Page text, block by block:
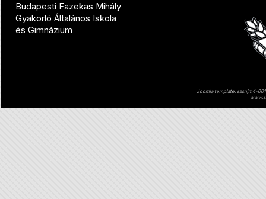
Budapesti Fazekas Mihály
Gyakorló Általános Iskola
és Gimnázium
Joomla template: szsnjm4-